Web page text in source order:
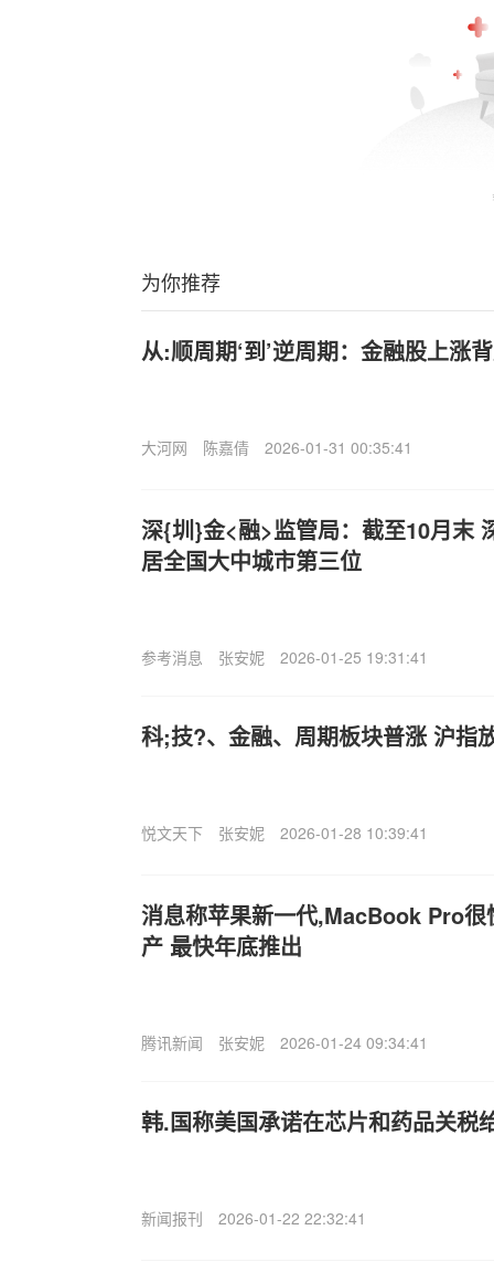
为你推荐
从:顺周期‘到’逆周期：金融股上涨
大河网 陈嘉倩 2026-01-31 00:35:41
深{圳}金<融>监管局：截至10月末
居全国大中城市第三位
参考消息 张安妮 2026-01-25 19:31:41
科;技?、金融、周期板块普涨 沪指
悦文天下 张安妮 2026-01-28 10:39:41
消息称苹果新一代,MacBook Pro很
产 最快年底推出
腾讯新闻 张安妮 2026-01-24 09:34:41
韩.国称美国承诺在芯片和药品关税
新闻报刊 2026-01-22 22:32:41